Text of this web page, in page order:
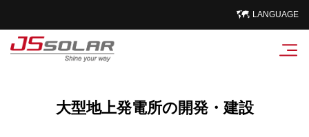
LANGUAGE
大型地上発電所の開発・建設